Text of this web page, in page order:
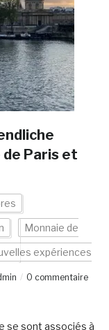
Paris et
Monnaie de
expériences
0 commentaire
se sont associés à